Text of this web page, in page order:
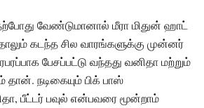
வேண்டுமானால் மீரா மிதுன் ஹாட்
கடந்த சில வாரங்களுக்கு முன்னர்
பேசப்பட்டு வந்தது வனிதா மற்றும்
தான். நடிகையும் பிக் பாஸ்
பீட்டர் பவுல் என்பவரை மூன்றாம்